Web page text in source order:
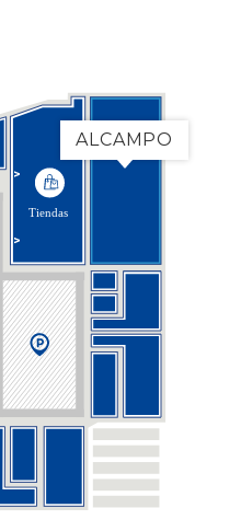
Tiendas
ALCAMPO